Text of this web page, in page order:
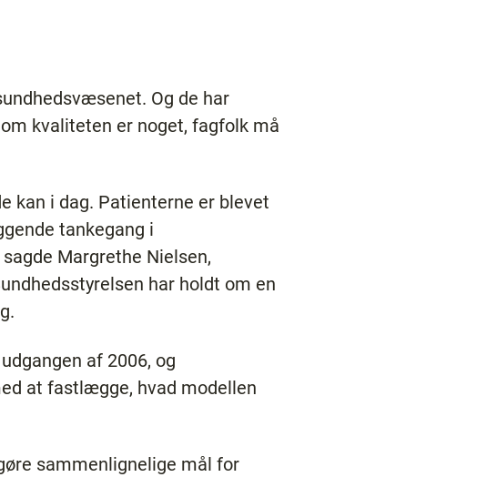
Og de har
kvaliteten er noget, fagfolk må
kan i dag. Patienterne er blevet
tankegang i
Margrethe Nielsen,
har holdt om en
af 2006, og
at fastlægge, hvad modellen
sammenlignelige mål for